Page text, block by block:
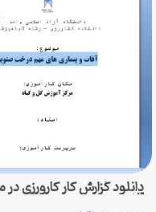
دانلود گزارش کار کارورزی
آفات